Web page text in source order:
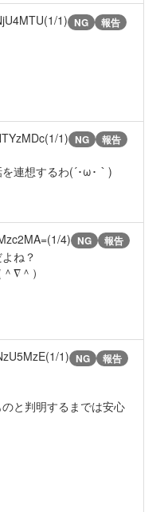
1) NG 報告
1) NG 報告
連想するわ(´･ω･｀)
4) NG 報告
ね？
∇＾）
1) NG 報告
と判明するまでは安心